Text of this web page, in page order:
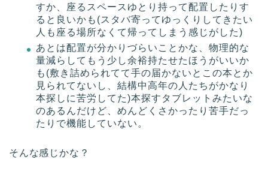
すか、座るスペースゆとり持って配置したりす
ると良いかも(スタバ寄ってゆっくりしてきたい
人も座る場所なくて帰ってしまう感じがした)
あとは配置が分かりづらいことかな、物理的な
量減らしてもう少し余裕持たせたほうがいいか
も(敷き詰められてて手の届かないとこの本とか
見られてないし、結構中高年の人たちがかなり
本探しに苦労してた)本探すタブレットみたいな
のあるんだけど、めんどくさかったり苦手だっ
たりで機能していない。
そんな感じかな？